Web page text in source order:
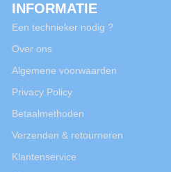
INFORMATIE
Een technieker nodig ?
Over ons
Algemene voorwaarden
Privacy Policy
Betaalmethoden
Verzenden & retourneren
Klantenservice